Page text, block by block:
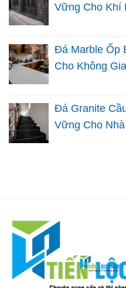
Vững Cho Khí
Đá Marble Ốp
Cho Không
Đá Granite
Vững Cho